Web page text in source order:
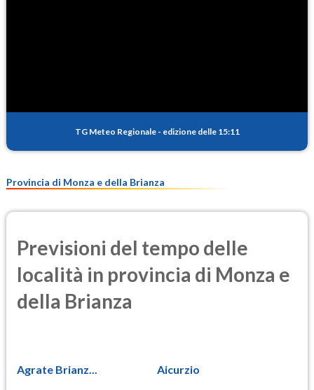
TG Meteo Regionale - edizione delle 15:11
Provincia di Monza e della Brianza
Previsioni del tempo delle
località in provincia di Monza e
della Brianza
Agrate Brianz... Aicurzio